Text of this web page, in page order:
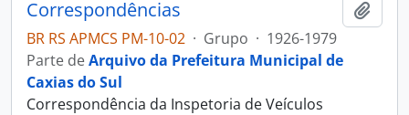
Correspondências
BR RS APMCS PM-10-02 · Grupo · 1926-1979
Parte deArquivo da Prefeitura Municipal de
Caxias do Sul
Correspondência da Inspetoria de Veículos